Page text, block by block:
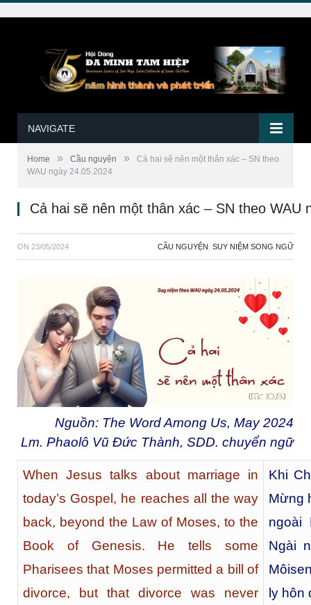
NAVIGATE
Home » Cầu nguyện »
Cả hai sẽ nên một thân xác – SN theo
WAU ngày 24.05.2024
Cả hai sẽ nên một thân xác – SN theo WAU
ON 23/05/2024 CẦU NGUYỆN SUY NIỆM SONG NGỮ
Nguồn: The Word Among Us, May 2024
Lm. Phaolô Vũ Đức Thành, SDD. chuyển ngữ
When Jesus talks about marriage in
today’s Gospel, he reaches all the way
back, beyond the Law of Moses, to the
Book of Genesis. He tells some
Pharisees that Moses permitted a bill of
divorce, but that divorce was never
Khi
Mừng
ngoài
Ngài
ly hôn